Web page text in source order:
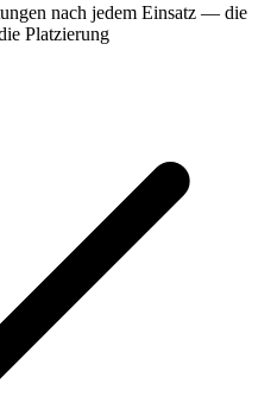
nach jedem Einsatz — die
Platzierung